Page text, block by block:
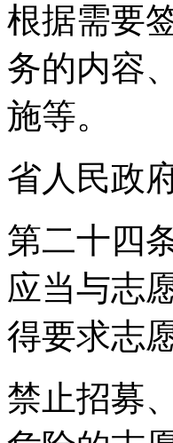
根据需要
务的内容
施等。
省人民政
第二十四
应当与志
得要求志
禁止招募